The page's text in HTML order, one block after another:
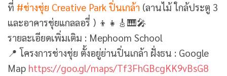
ที่ #ช่างชุ่ย Creative Park ปิ่นเกล้า (ลานไม้ ใกล้ประตู 3
และอาคารชุ่ยแกลลอรี่ ) 👦👧🎸🎹🎤
รายละเอียดเพิ่มเติม : Mephoom School
📍 โครงการช่างชุ่ย ตั้งอยู่ย่านปิ่นเกล้า ฝั่งธน : Google
Map https://goo.gl/maps/Tf3FhGBcgKK9vBsG8